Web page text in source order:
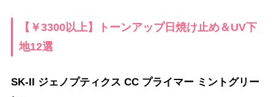
【￥3300以上】トーンアップ日焼け止め＆UV下
地12選
SK-II ジェノプティクス CC プライマー ミントグリー